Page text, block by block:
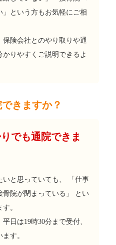
という方もお気軽にご相
険会社とのやり取りや通
りやすくご説明できるよ
きますか？
でも通院できま
いと思っていても、 「仕事
骨院が閉まっている」 とい
。
日は19時30分まで受付、
す。